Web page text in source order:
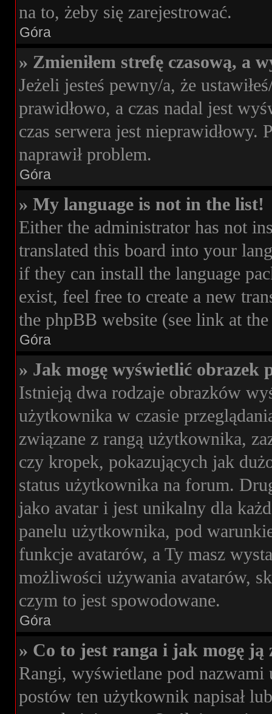
na to, żeby się zarejestrować.
Góra
» Zmieniłem strefę czasową, a
Jeżeli jesteś pewny/a, że
prawidłowo, a czas nadal jest
czas serwera jest
naprawił problem.
Góra
» My language is not in the list!
Either the administrator has not
translated this board into your
if they can install the language
exist, feel free to create a new
the phpBB website (see link at
Góra
» Jak mogę wyświetlić
Istnieją dwa rodzaje obrazków
użytkownika w czasie
związane z rangą użytkownika,
czy kropek, pokazujących jak
status użytkownika na forum.
jako avatar i jest unikalny dla
panelu użytkownika, pod
funkcje avatarów, a Ty masz
możliwości używania avatarów,
czym to jest spowodowane.
Góra
» Co to jest ranga i jak mogę ją
Rangi, wyświetlane pod
postów ten użytkownik napisał